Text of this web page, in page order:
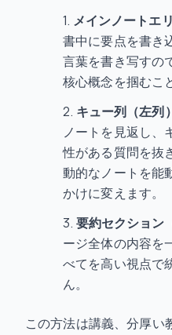
メインノートエ
書中に要点を書き
言葉を書き写すの
核心概念を掴むこ
キュー列（左列
ノートを見返し、
性がある質問を抜
動的なノートを能
かけに変えます。
要約セクション
ージ全体の内容を
べてを高い視点で
ん。
この方法は講義、分厚い